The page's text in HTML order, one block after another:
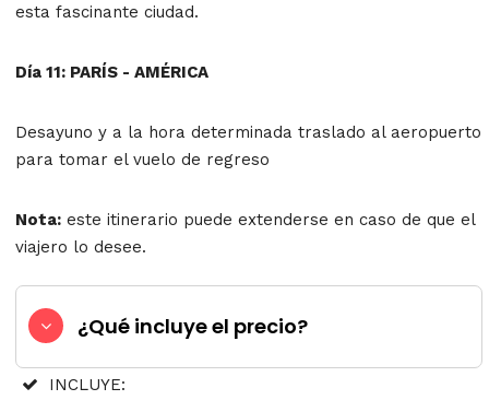
esta fascinante ciudad.
Día 11: PARÍS - AMÉRICA
Desayuno y a la hora determinada traslado al aeropuerto
para tomar el vuelo de regreso
Nota: este itinerario puede extenderse en caso de que el
viajero lo desee.
¿Qué incluye el precio?
INCLUYE: